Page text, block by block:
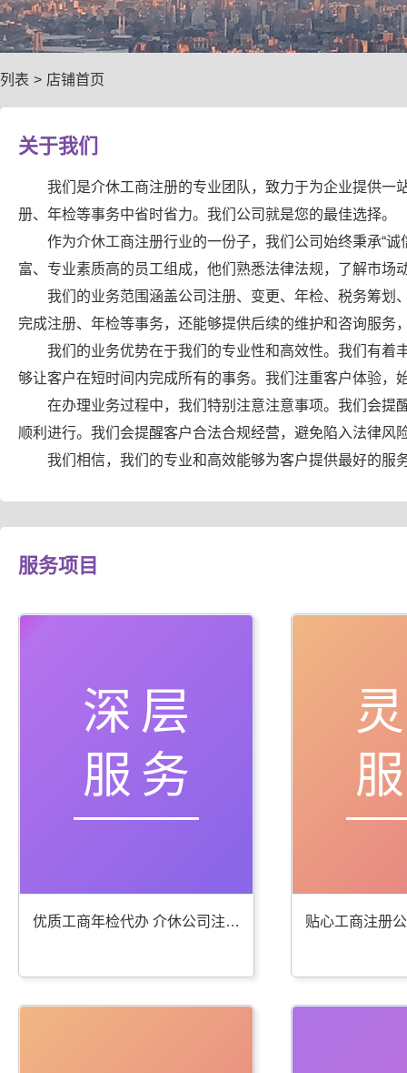
列表 > 店铺首页
关于我们
我们是介休工商注册的专业团队，致力于为企业提供一
册、年检等事务中省时省力。我们公司就是您的最佳选择。
作为介休工商注册行业的一份子，我们公司始终秉承“
富、专业素质高的员工组成，他们熟悉法律法规，了解市场
我们的业务范围涵盖公司注册、变更、年检、税务筹划
完成注册、年检等事务，还能够提供后续的维护和咨询服务
我们的业务优势在于我们的专业性和高效性。我们有着
够让客户在短时间内完成所有的事务。我们注重客户体验，
在办理业务过程中，我们特别注意注意事项。我们会提
顺利进行。我们会提醒客户合法合规经营，避免陷入法律风
我们相信，我们的专业和高效能够为客户提供最好的服
服务项目
深层
服务
优质工商年检代办 介休公司注册服务棒